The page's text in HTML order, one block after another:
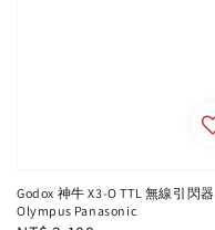
Godox 神牛 X3-O TTL 無線引閃器
Olympus Panasonic